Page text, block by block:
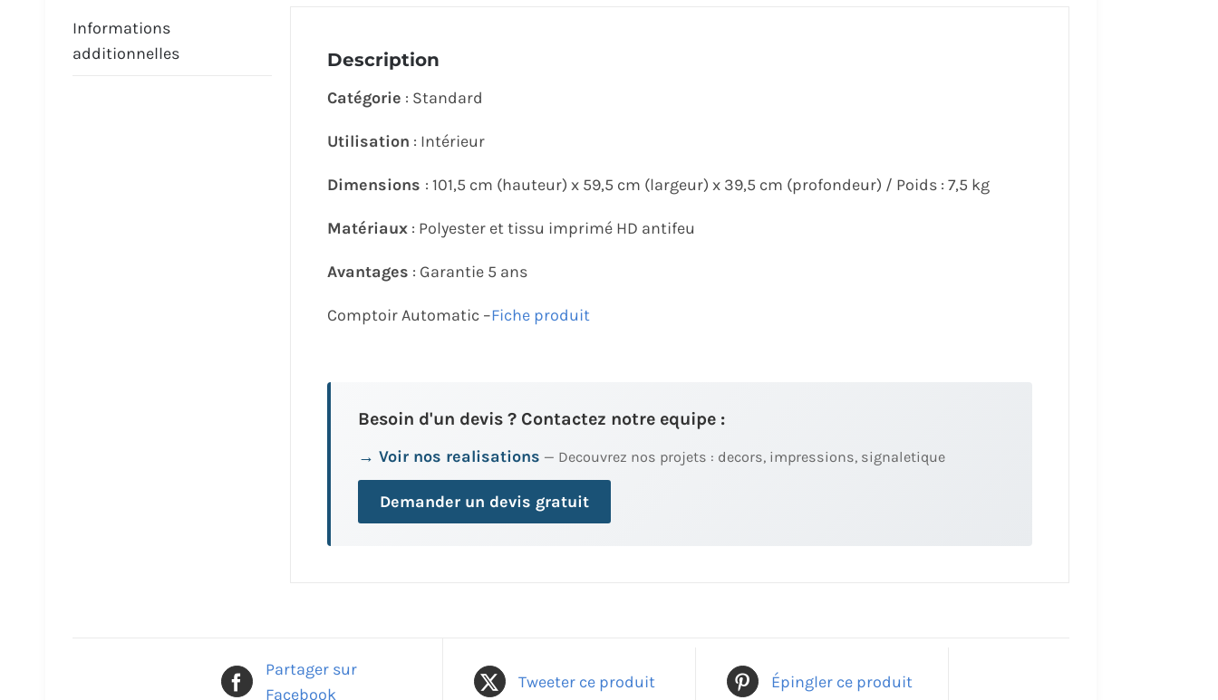
Informations
additionnelles
Description
Catégorie : Standard
Utilisation : Intérieur
Dimensions : 101,5 cm (hauteur) x 59,5 cm (largeur) x 39,5 cm (profondeur) / Poids : 7,5 kg
Matériaux: Polyester et tissu imprimé HD antifeu
Avantages : Garantie 5 ans
Comptoir Automatic –Fiche produit
Besoin d'un devis ? Contactez notre equipe :
→ Voir nos realisations — Decouvrez nos projets : decors, impressions, signaletique
Demander un devis gratuit
Partager sur
Facebook
Tweeter ce produit Épingler ce produit